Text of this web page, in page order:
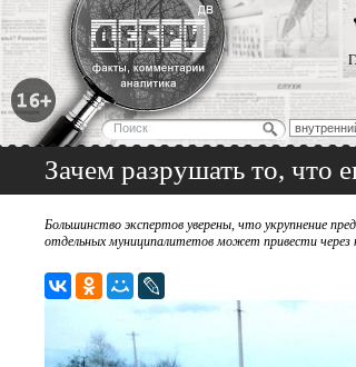
Зачем разрушать то, что
Большинство экспертов уверены, что укрупнение
отдельных муниципалитетов может привести